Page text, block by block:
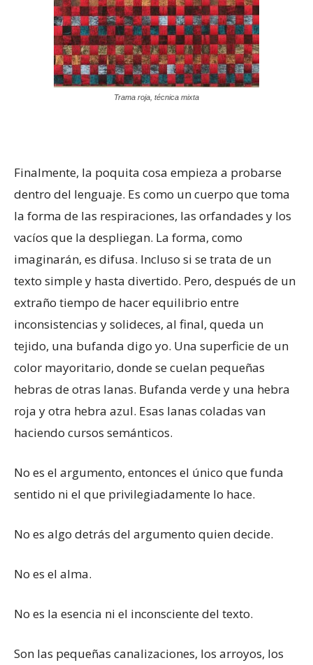
Trama roja, técnica mixta
Finalmente, la poquita cosa empieza a probarse
dentro del lenguaje. Es como un cuerpo que toma
la forma de las respiraciones, las orfandades y los
vacíos que la despliegan. La forma, como
imaginarán, es difusa. Incluso si se trata de un
texto simple y hasta divertido. Pero, después de un
extraño tiempo de hacer equilibrio entre
inconsistencias y solideces, al final, queda un
tejido, una bufanda digo yo. Una superficie de un
color mayoritario, donde se cuelan pequeñas
hebras de otras lanas. Bufanda verde y una hebra
roja y otra hebra azul. Esas lanas coladas van
haciendo cursos semánticos.
No es el argumento, entonces el único que funda
sentido ni el que privilegiadamente lo hace.
No es algo detrás del argumento quien decide.
No es el alma.
No es la esencia ni el inconsciente del texto.
Son las pequeñas canalizaciones, los arroyos, los